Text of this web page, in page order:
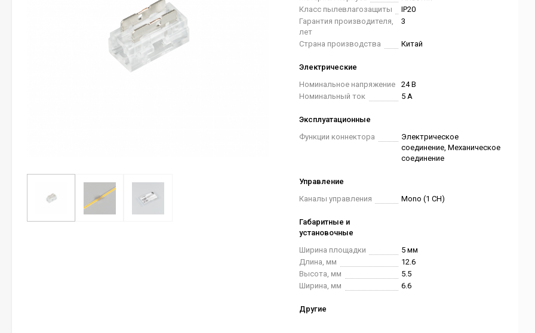
Класс пылевлагозащиты
IP20
Гарантия производителя,
лет
3
Страна производства Китай
Электрические
Номинальное напряжение
24 В
Номинальный ток
5 А
Эксплуатационные
Функции коннектора
Электрическое
соединение, Механическое
соединение
Управление
Каналы управления
Mono (1 CH)
Габаритные и
установочные
Ширина площадки
5 мм
Длина, мм
12.6
Высота, мм
5.5
Ширина, мм
6.6
Другие